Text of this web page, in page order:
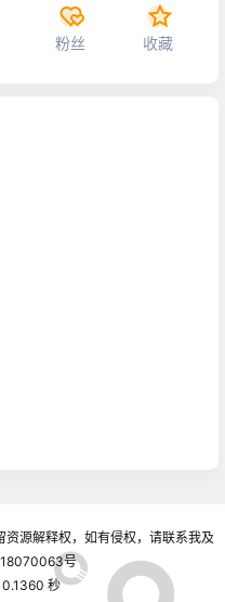
粉丝 收藏
资源解释权，如有侵权，请联系我及
号
秒